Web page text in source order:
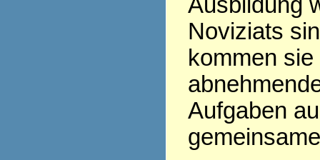
Noviziats
kommen
Aufgaben